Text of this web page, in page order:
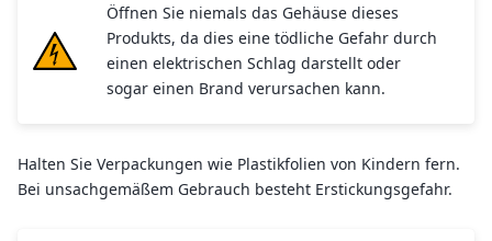
Öffnen Sie niemals das Gehäuse dieses
Produkts, da dies eine tödliche Gefahr durch
einen elektrischen Schlag darstellt oder
sogar einen Brand verursachen kann.
Halten Sie Verpackungen wie Plastikfolien von Kindern fern.
Bei unsachgemäßem Gebrauch besteht Erstickungsgefahr.